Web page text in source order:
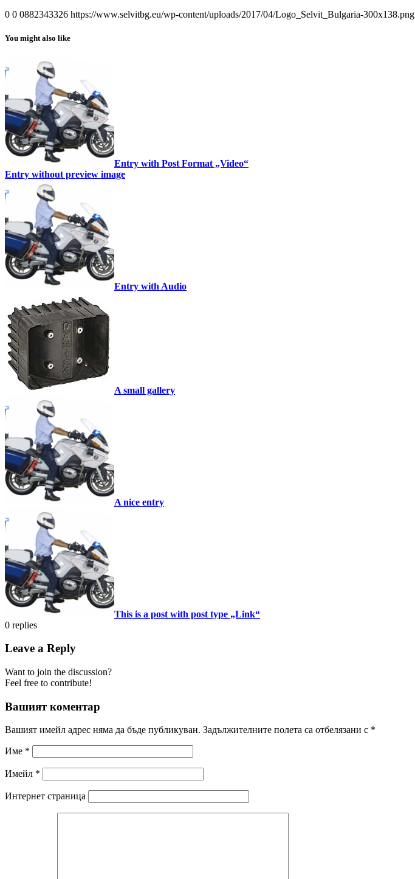
0 0 0882343326 https://www.selvitbg.eu/wp-content/uploads/2017/04/Logo_Selvit_Bulgaria-300x138.png
You might also like
Entry with Post Format „Video“
Entry without preview image
Entry with Audio
A small gallery
A nice entry
This is a post with post type „Link“
0 replies
Leave a Reply
Want to join the discussion?
Feel free to contribute!
Вашият коментар
Вашият имейл адрес няма да бъде публикуван. Задължителните полета са отбелязани с *
Име *
Имейл *
Интернет страница